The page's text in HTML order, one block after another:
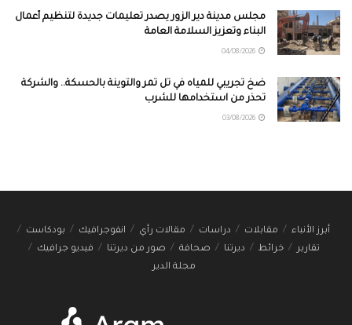
مجلس مدينة دير الزور يصدر تعليمات جديدة لتنظيم أعمال
البناء وتعزيز السلامة العامة
ضخ تجريبي للمياه في تل تمر والتوينة بالحسكة.. والشركة
تحذر من استخدامها للشرب
أبرز الأنباء مقابلات دراسات مقالات رأي انفوجرافيك
بودكاست
تقارير
خرائط ديرتنا صحافة صور من ديرتنا
فيديو جرافيك
مجلة الدير